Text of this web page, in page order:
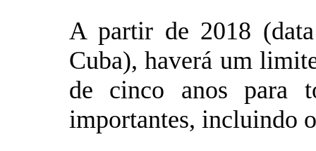
A partir de 2018
Cuba), haverá um
de cinco anos para
importantes, incluindo